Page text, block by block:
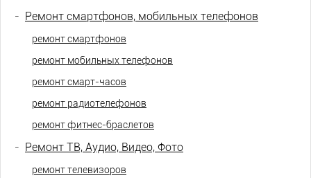
- Ремонт смартфонов, мобильных телефонов
ремонт смартфонов
ремонт мобильных телефонов
ремонт смарт-часов
ремонт радиотелефонов
ремонт фитнес-браслетов
- Ремонт ТВ, Аудио, Видео, Фото
ремонт телевизоров